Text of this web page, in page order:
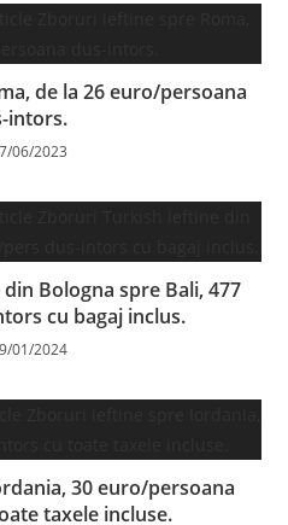
de la 26 euro/persoana
intors.
06/2023
Bologna spre Bali, 477
cu bagaj inclus.
01/2024
30 euro/persoana
taxele incluse.